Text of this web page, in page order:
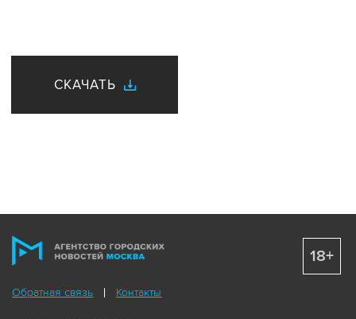
СКАЧАТЬ
Обратная связь Контакты
18+